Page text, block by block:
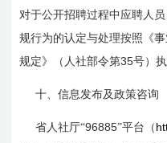
对于公开招聘过程中应聘人
规行为的认定与处理按照《
规定》（人社部令第35号）执
十、信息发布及政策咨询
省人社厅“96885”平台（